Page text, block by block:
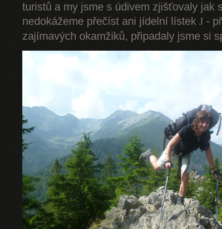
turistů a my jsme s údivem zjišťovaly jak
nedokážeme přečíst ani jídelní lístek J -
zajímavých okamžiků, připadaly jsme si